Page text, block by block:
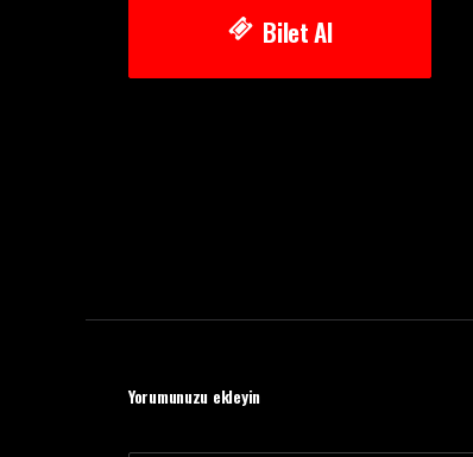
Bilet Al
Yorumunuzu ekleyin